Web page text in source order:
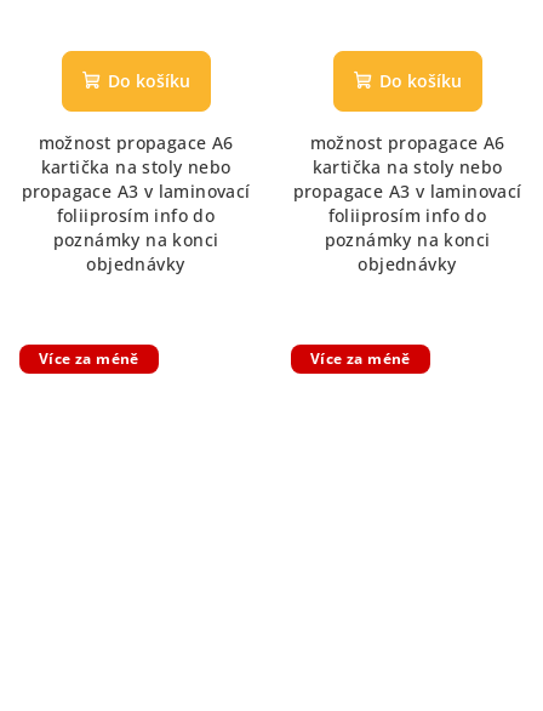
Do košíku
možnost propagace A6
kartička na stoly nebo
propagace A3 v laminovací
foliiprosím info do
poznámky na konci
objednávky
Do košíku
možnost propagace A6
kartička na stoly nebo
propagace A3 v laminovací
foliiprosím info do
poznámky na konci
objednávky
Více za méně Více za méně